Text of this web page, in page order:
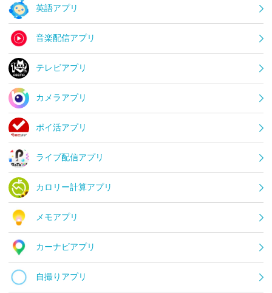
英語アプリ
音楽配信アプリ
テレビアプリ
カメラアプリ
ポイ活アプリ
ライブ配信アプリ
カロリー計算アプリ
メモアプリ
カーナビアプリ
自撮りアプリ